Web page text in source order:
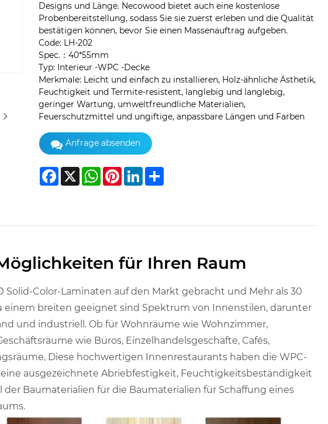
Designs und Länge. Necowood bietet auch eine kostenlose
Probenbereitstellung, sodass Sie sie zuerst erleben und die Qualität
bestätigen können, bevor Sie einen Massenauftrag aufgeben.
Code: LH-202
Spec.：40*55mm
Typ: Interieur -WPC -Decke
Merkmale: Leicht und einfach zu installieren, Holz-ähnliche Ästhetik,
Feuchtigkeit und Termite-resistent, langlebig und langlebig,
geringer Wartung, umweltfreundliche Materialien,
Feuerschutzmittel und ungiftige, anpassbare Längen und Farben
Anfrage absenden
Facebook
X WhatsApp
PinterestLinkedIn
für Ihren Raum
Solid-Color-Laminaten auf den Markt gebracht und Mehr als 30
einem breiten geeignet sind Spektrum von Innenstilen, darunter
und industriell. Ob für Wohnräume wie Wohnzimmer,
wie Büros, Einzelhandelsgeschäfte, Cafés,
Diese hochwertigen Innenrestaurants haben die WPC-
ausgezeichnete Abriebfestigkeit, Feuchtigkeitsbeständigkeit
Baumaterialien für die Baumaterialien für Schaffung eines